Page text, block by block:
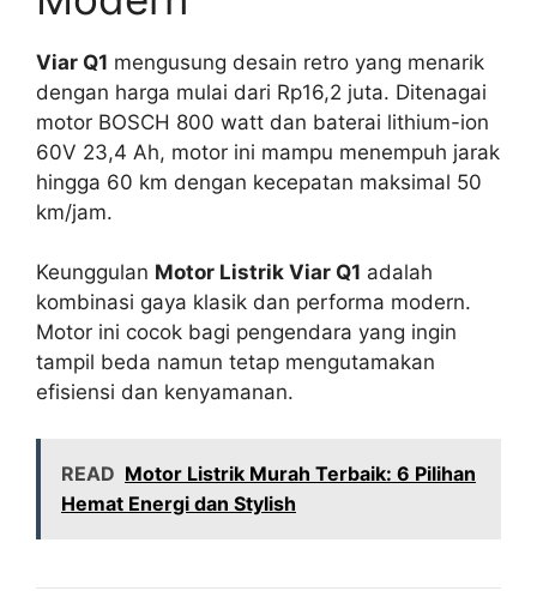
Viar Q1 mengusung desain retro yang menarik
dengan harga mulai dari Rp16,2 juta. Ditenagai
motor BOSCH 800 watt dan baterai lithium-ion
60V 23,4 Ah, motor ini mampu menempuh jarak
hingga 60 km dengan kecepatan maksimal 50
km/jam.
Keunggulan Motor Listrik Viar Q1 adalah
kombinasi gaya klasik dan performa modern.
Motor ini cocok bagi pengendara yang ingin
tampil beda namun tetap mengutamakan
efisiensi dan kenyamanan.
READ Motor Listrik Murah Terbaik: 6 Pilihan
Hemat Energi dan Stylish